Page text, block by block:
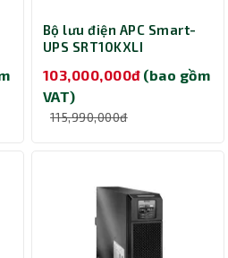
Bộ lưu điện APC Smart-
UPS SRT10KXLI
103,000,000đ (bao gồm
VAT)
115,990,000đ